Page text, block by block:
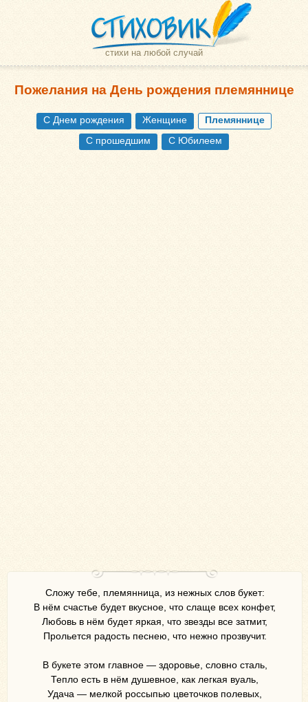
стихи на любой случай
Пожелания на День рождения племяннице
С Днем рождения Женщине
Племяннице
С прошедшим
С Юбилеем
Сложу тебе, племянница, из нежных слов букет:
В нём счастье будет вкусное, что слаще всех конфет,
Любовь в нём будет яркая, что звезды все затмит,
Прольется радость песнею, что нежно прозвучит.
В букете этом главное — здоровье, словно сталь,
Тепло есть в нём душевное, как легкая вуаль,
Удача — мелкой россыпью цветочков полевых,